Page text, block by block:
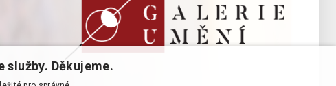
služby. Děkujeme.